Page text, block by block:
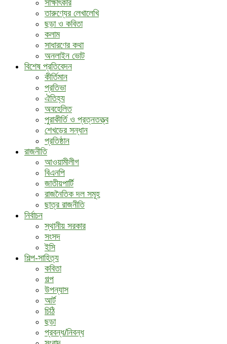
সাক্ষাৎকার
তারুণ্যের লেখালেখি
ছড়া ও কবিতা
কলাম
সাধারণের কথা
অনলাইন ভোট
বিশেষ প্রতিবেদন
কীর্তিমান
প্রতিভা
ঐতিহ্য
অবহেলিত
পুরাকীর্তি ও প্রত্নতত্ত্ব
শেখড়ের সন্ধান
প্রতিষ্ঠান
রাজনীতি
আওয়ামীলীগ
বিএনপি
জাতীয়পার্টি
রাজনৈতিক দল সমূহ
ছাত্র রাজনীতি
নির্বাচন
স্থানীয় সরকার
সংসদ
ইসি
শিল্প-সাহিত্য
কবিতা
গল্প
উপন্যাস
আর্ট
চিঠি
ছড়া
প্রবন্ধ/নিবন্ধ